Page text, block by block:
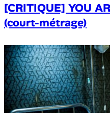
[CRITIQUE] YOU
(court-métrage)